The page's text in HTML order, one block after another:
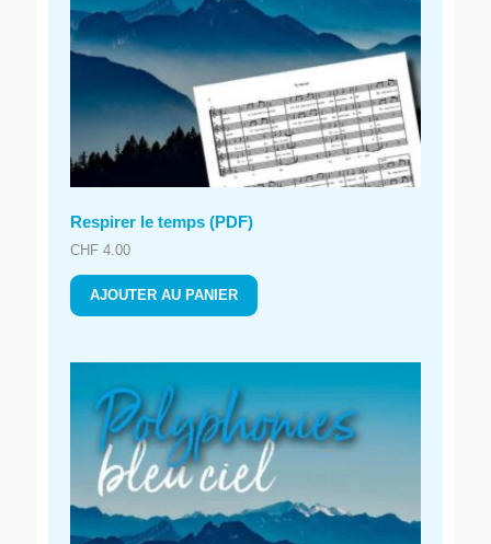
Respirer le temps (PDF)
CHF 4.00
AJOUTER AU PANIER